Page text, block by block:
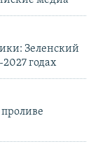
Зеленский
годах